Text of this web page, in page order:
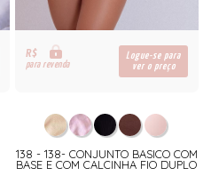
R$
para revenda
Logue-se para
ver o preço
138 - 138- CONJUNTO BASICO COM
BASE E COM CALCINHA FIO DUPLO